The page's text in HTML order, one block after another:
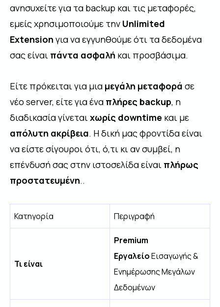
ανησυχείτε για τα backup και τις μεταφορές,
εμείς χρησιμοποιούμε την Unlimited
Extension για να εγγυηθούμε ότι τα δεδομένα
σας είναι πάντα ασφαλή και προσβάσιμα.
Είτε πρόκειται για μια μεγάλη μεταφορά σε
νέο server, είτε για ένα πλήρες backup, η
διαδικασία γίνεταιχωρίς downtime και με
απόλυτη ακρίβεια. Η δική μας φροντίδα είναι
να είστε σίγουροι ότι, ό,τι κι αν συμβεί, η
επένδυσή σας στην ιστοσελίδα είναι πλήρως
προστατευμένη..
Κατηγορία Περιγραφή
Τι είναι
Premium
ΕργαλείοΕισαγωγής &
Ενημέρωσης Μεγάλων
Δεδομένων